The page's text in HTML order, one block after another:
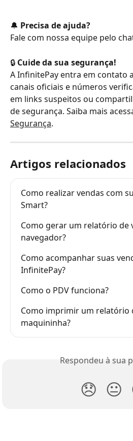
🔔 Precisa de ajuda?
Fale com nossa equipe pelo
🔒 Cuide da sua segurança!
A InfinitePay entra em contato
canais oficiais e números
em links suspeitos ou
de segurança. Saiba mais
Segurança.
Artigos relacionados
Como realizar vendas com
Smart?
Como gerar um relatório de
navegador?
Como acompanhar suas
InfinitePay?
Como o PDV funciona?
Como imprimir um relatório
maquininha?
Respondeu à sua
😞 😐